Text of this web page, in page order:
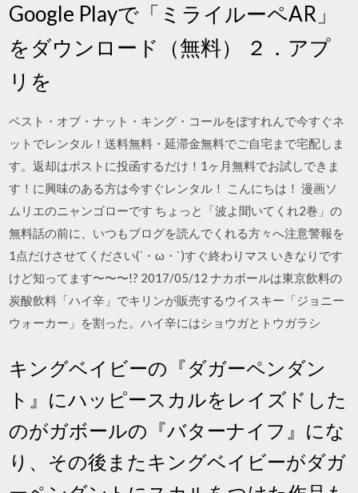
Google Playで「ミライルーペAR」
をダウンロード（無料） ２．アプ
リを
ベスト・オブ・ナット・キング・コールをぽすれんで今すぐネ
ットでレンタル！送料無料・延滞金無料でご自宅まで宅配しま
す。返却はポストに投函するだけ！1ヶ月無料でお試しできま
す！に興味のある方は今すぐレンタル！ こんにちは！ 漫画ソ
ムリエのニャンゴローです ちょっと「波よ聞いてくれ2巻」の
無料話の前に、いつもブログを読んでくれる方々へ注意警報を
1点だけさせてください(´・ω・`)すぐ終わりマス いきなりです
けど知ってます〜〜〜!? 2017/05/12 ナカボールは東京飲料の
炭酸飲料「ハイ辛」でキリンが販売するウイスキー「ジョニー
ウォーカー」を割った。ハイ辛にはショウガとトウガラシ
キングベイビーの『ダガーペンダン
ト』にハッピースカルをレイズドした
のがガボールの『バターナイフ』にな
り、その後またキングベイビーがダガ